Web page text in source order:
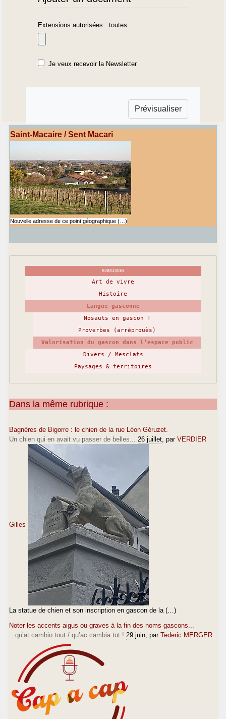
Extensions autorisées : toutes
Je veux recevoir la Newsletter
Saint-Macaire / Sent Macari
Nouvelle adresse de ce point géographique (…)
RUBRIQUES
Art de vivre
Histoire
Langue gasconne
Nosauts en gascon !
Proverbes (arréprouès)
Valorisation du gascon dans l’espace public
Divers / Mesclats
Paysages & territoires
Dans la même rubrique :
Bagnères de Bigorre : le chien de la rue Léon Géruzet.
Un chien qui en avait vu passer de belles... 26 juillet, par VERDIER
Gilles
La statue de chien et son inscription en gascon de la (…)
Noter les accents aigus ou graves à la fin des noms gascons...
...qu’at cambio tout / qu’ac cambia tot ! 29 juin, par Tederic MERGER